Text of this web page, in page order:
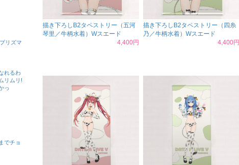
描き下ろしB2タペストリー（五河
琴里／牛柄水着）Wスエード
4,400円
描き下ろしB2タペストリー（四糸
乃／牛柄水着）Wスエード
4,400円
リズマ
れるわ
リムリ!
っ
でチョ